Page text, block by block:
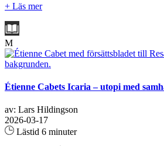
+ Läs mer
M
Étienne Cabets Icaria – utopi med
av: Lars Hildingson
2026-03-17
Lästid 6 minuter